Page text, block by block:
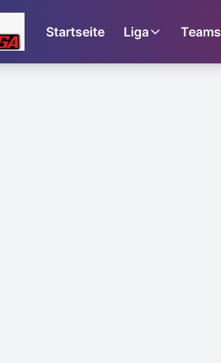
Startseite Liga Teams